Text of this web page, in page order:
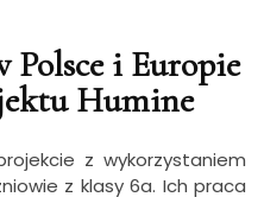
Polsce i Europie
Humine
z wykorzystaniem
z klasy 6a. Ich praca